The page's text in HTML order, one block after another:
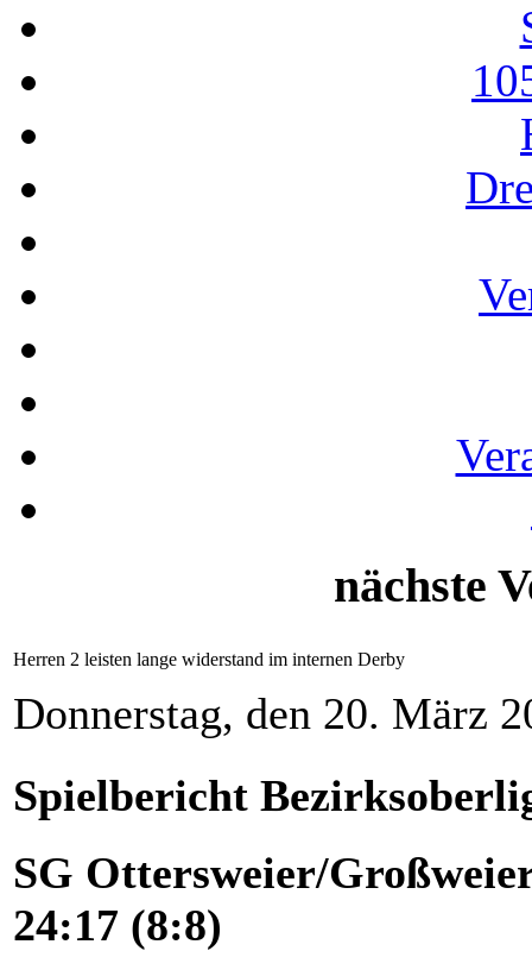
nächste
Herren 2 leisten lange widerstand im internen Derby
Donnerstag, den 20. März
Spielbericht
SG Ottersweier/
24:17 (8:8)